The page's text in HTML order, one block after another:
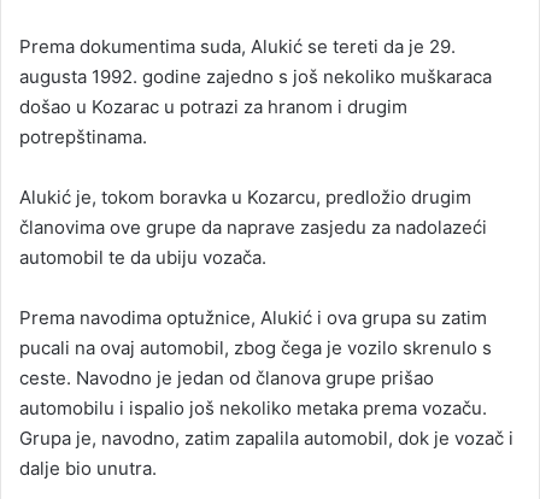
Prema dokumentima suda, Alukić se tereti da je 29.
augusta 1992. godine zajedno s još nekoliko muškaraca
došao u Kozarac u potrazi za hranom i drugim
potrepštinama.
Alukić je, tokom boravka u Kozarcu, predložio drugim
članovima ove grupe da naprave zasjedu za nadolazeći
automobil te da ubiju vozača.
Prema navodima optužnice, Alukić i ova grupa su zatim
pucali na ovaj automobil, zbog čega je vozilo skrenulo s
ceste. Navodno je jedan od članova grupe prišao
automobilu i ispalio još nekoliko metaka prema vozaču.
Grupa je, navodno, zatim zapalila automobil, dok je vozač i
dalje bio unutra.